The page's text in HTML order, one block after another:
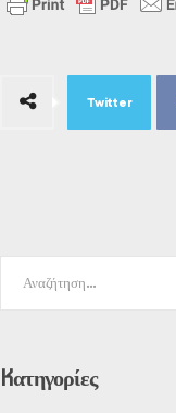
Twitter
Kατηγορίες